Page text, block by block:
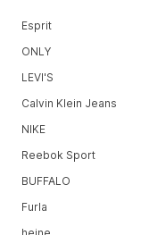
Esprit
ONLY
LEVI'S
Calvin Klein Jeans
NIKE
Reebok Sport
BUFFALO
Furla